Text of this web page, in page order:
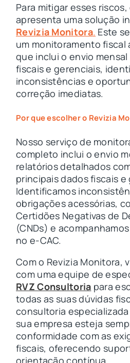
Para mitigar esses riscos,
apresenta uma solução
Revizia Monitora. Este
um monitoramento fiscal
que inclui o envio
fiscais e gerenciais,
inconsistências e
correção imediatas.
Por que escolher o Revizia
Nosso serviço de
completo inclui o envio
relatórios detalhados
principais dados fiscais e
Identificamos
obrigações acessórias,
Certidões Negativas de
(CNDs) e
no e-CAC.
Com o Revizia Monitora,
com uma equipe de
RVZ Consultoria para
todas as suas dúvidas
consultoria
sua empresa esteja
conformidade com as
fiscais, oferecendo
orientação contínua.